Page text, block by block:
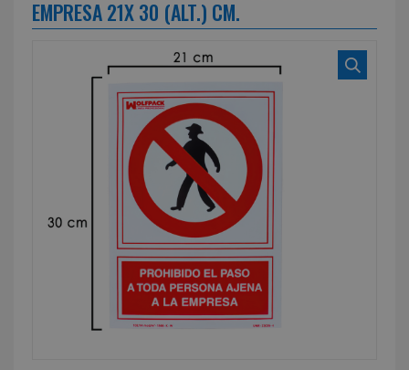
EMPRESA 21X 30 (ALT.) CM.